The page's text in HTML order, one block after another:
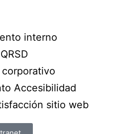
interno
Accesibilidad
sitio web